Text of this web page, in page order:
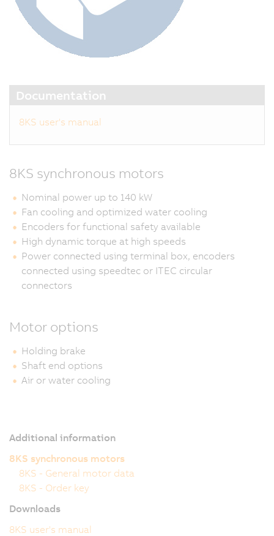
Documentation
8KS user's manual
8KS synchronous motors
Nominal power up to 140 kW
Fan cooling and optimized water cooling
Encoders for functional safety available
High dynamic torque at high speeds
Power connected using terminal box, encoders
connected using speedtec or ITEC circular
connectors
Motor options
Holding brake
Shaft end options
Air or water cooling
Additional information
8KS synchronous motors
8KS - General motor data
8KS - Order key
Downloads
8KS user's manual